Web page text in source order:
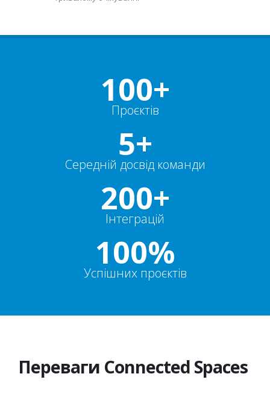
100+
Проєктів
5+
Середній досвід команди
200+
Інтеграцій
100%
Успішних проєктів
Переваги Connected Spaces